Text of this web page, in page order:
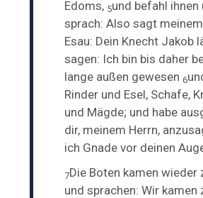
Edoms, 5und befahl ihnen
sprach: Also sagt
Esau: Dein Knecht Jakob
sagen: Ich bin bis daher
lange außen gewesen 6
Rinder und Esel, Schafe,
und Mägde; und habe
dir, meinem Herrn,
ich Gnade vor deinen
7Die Boten kamen wieder
und sprachen: Wir kamen